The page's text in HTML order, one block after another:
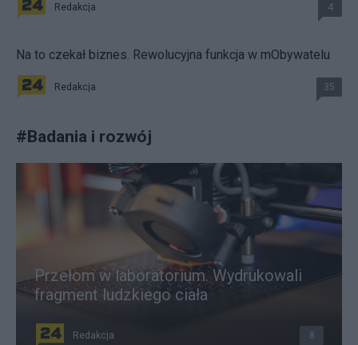
Redakcja 4
Na to czekał biznes. Rewolucyjna funkcja w mObywatelu
Redakcja 35
#Badania i rozwój
Przełom w laboratorium. Wydrukowali
fragment ludzkiego ciała
Redakcja 8